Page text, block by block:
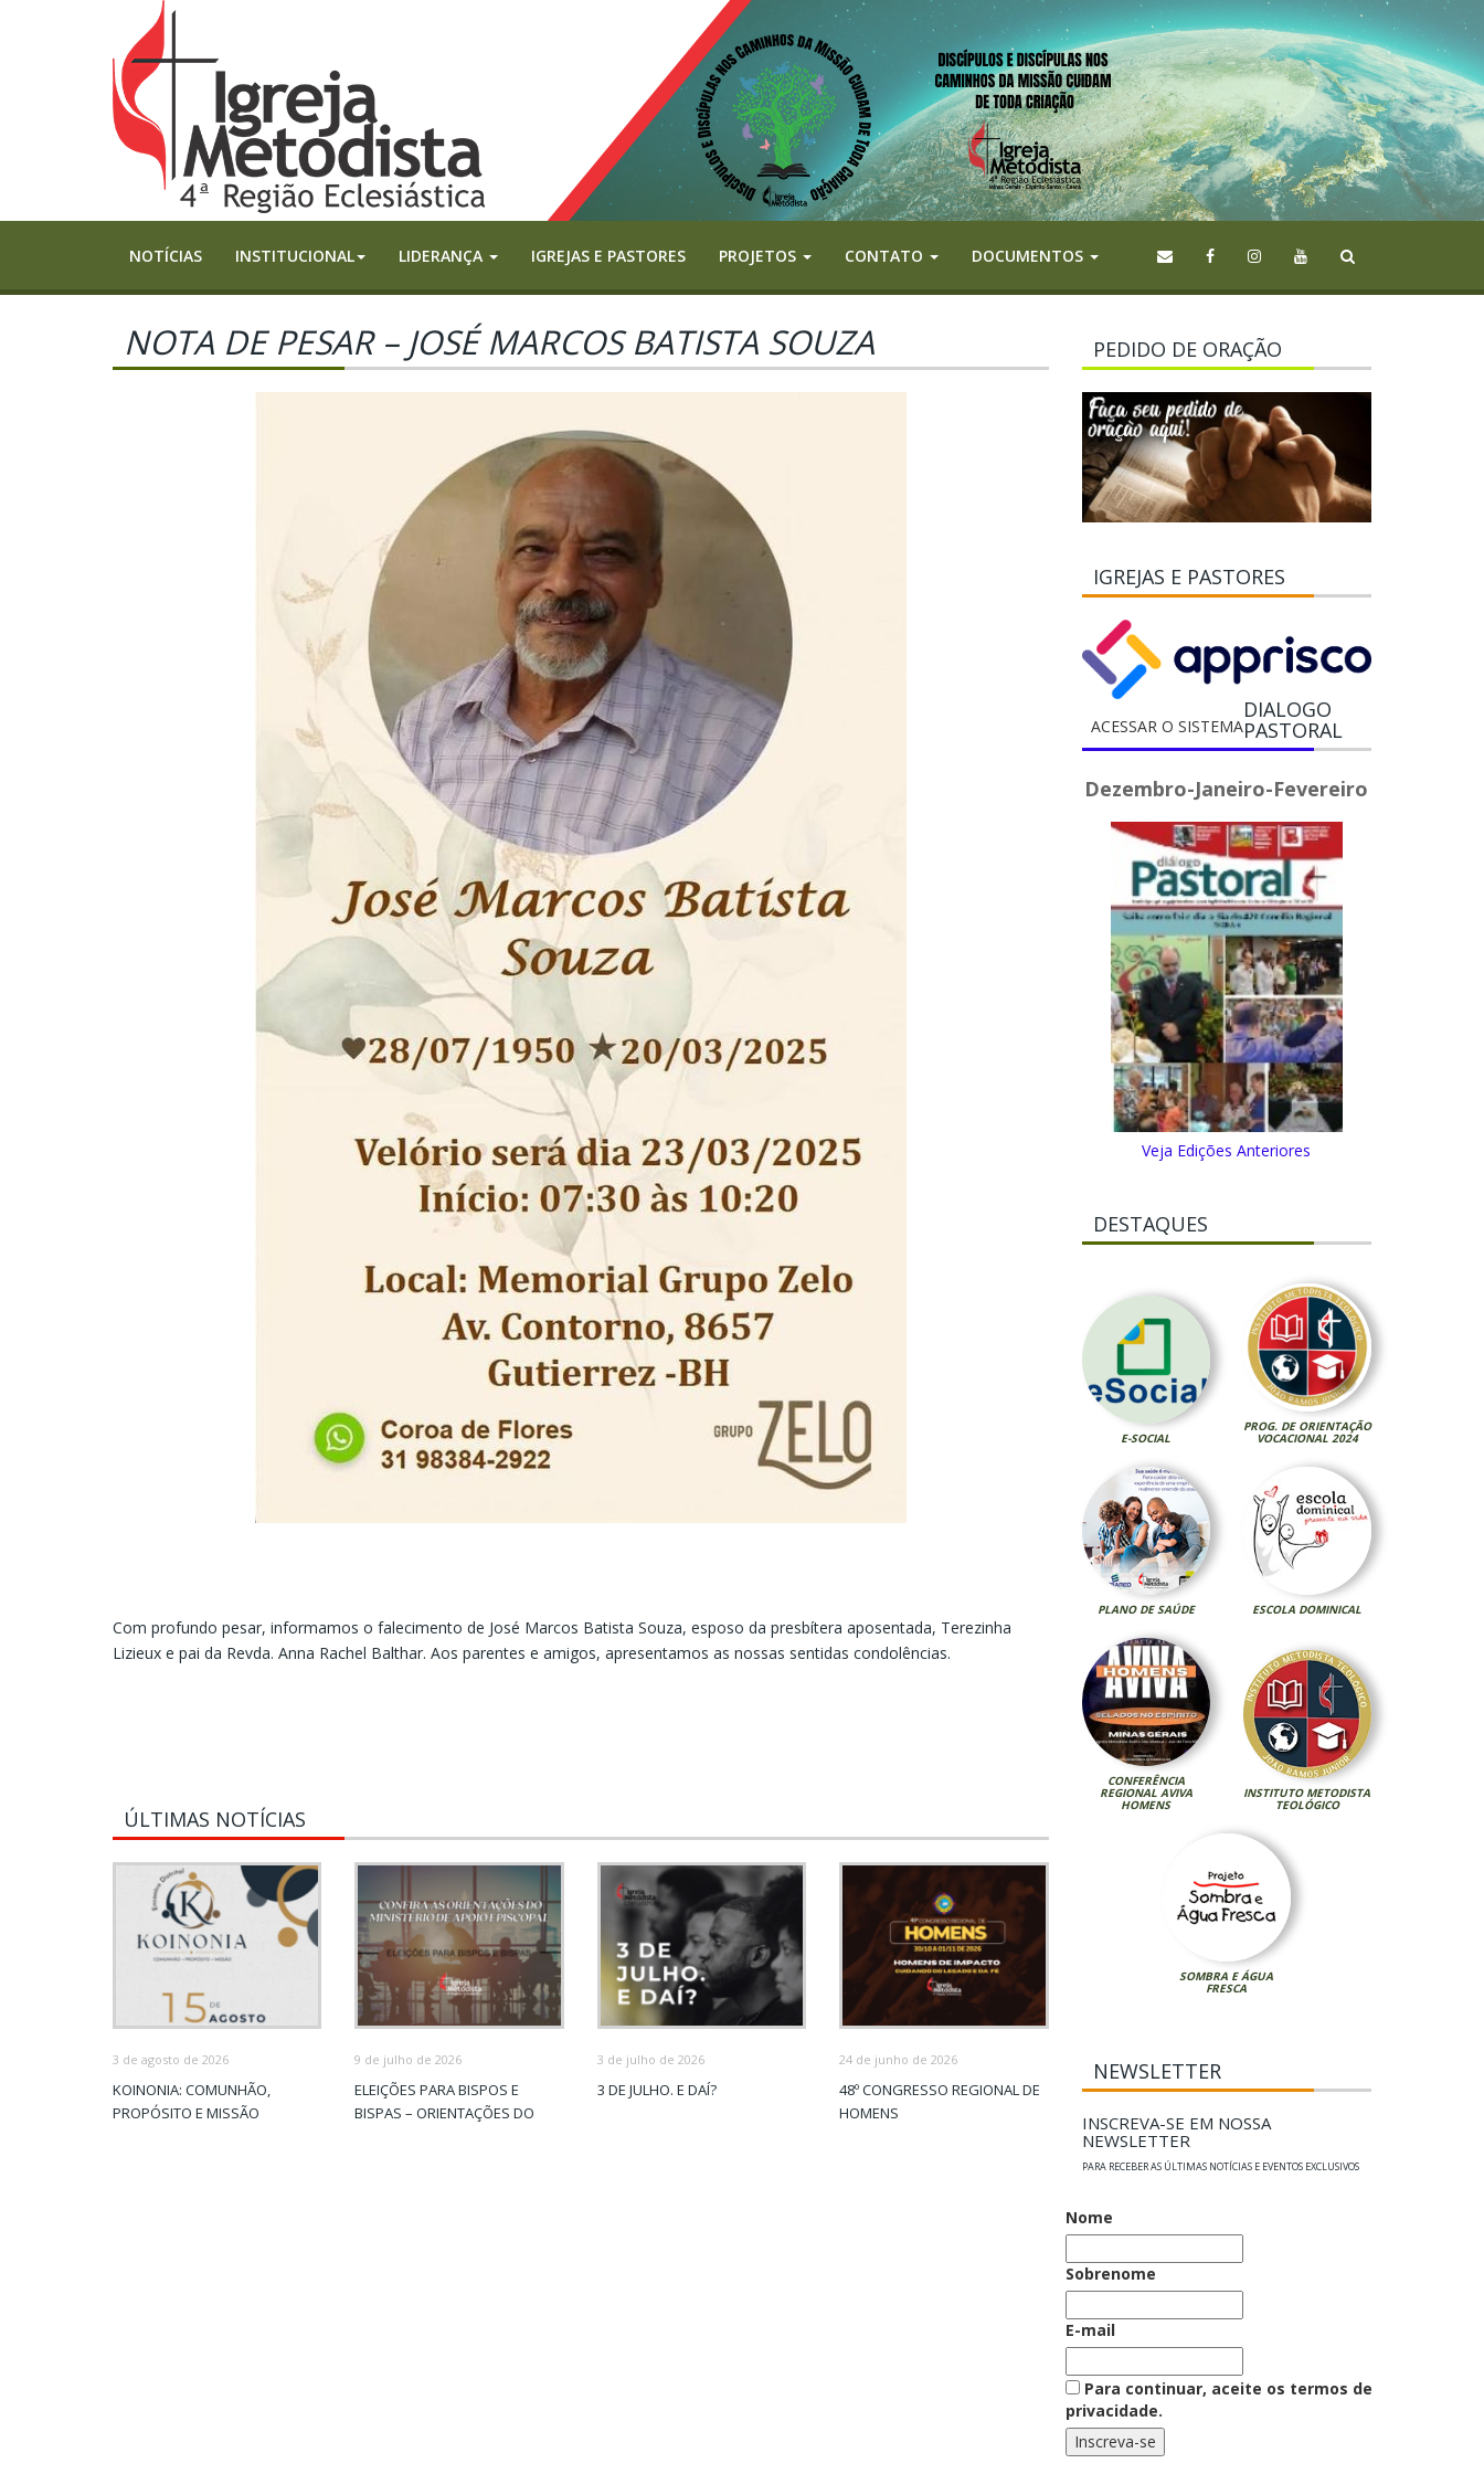
NOTÍCIAS INSTITUCIONAL LIDERANÇA IGREJAS E PASTORES PROJETOS CONTATO DOCUMENTOS
NOTA DE PESAR – JOSÉ MARCOS BATISTA SOUZA
Com profundo pesar, informamos o falecimento de José Marcos Batista Souza, esposo da presbítera aposentada, Terezinha
Lizieux e pai da Revda. Anna Rachel Balthar. Aos parentes e amigos, apresentamos as nossas sentidas condolências.
ÚLTIMAS NOTÍCIAS
3 de agosto de 2026
KOINONIA: COMUNHÃO,
PROPÓSITO E MISSÃO
9 de julho de 2026
ELEIÇÕES PARA BISPOS E
BISPAS – ORIENTAÇÕES DO
3 de julho de 2026
3 DE JULHO. E DAÍ?
24 de junho de 2026
48º CONGRESSO REGIONAL DE
HOMENS
PEDIDO DE ORAÇÃO
IGREJAS E PASTORES
ACESSAR O SISTEMA
DIALOGO
PASTORAL
Dezembro-Janeiro-Fevereiro
Veja Edições Anteriores
DESTAQUES
E-SOCIAL
PROG. DE ORIENTAÇÃO
VOCACIONAL 2024
PLANO DE SAÚDE ESCOLA DOMINICAL
CONFERÊNCIA
REGIONAL AVIVA
HOMENS
INSTITUTO METODISTA
TEOLÓGICO
SOMBRA E ÁGUA
FRESCA
NEWSLETTER
INSCREVA-SE EM NOSSA
NEWSLETTER
PARA RECEBER AS ÚLTIMAS NOTÍCIAS E EVENTOS EXCLUSIVOS
Nome
Sobrenome
E-mail
Para continuar, aceite os termos de
privacidade.